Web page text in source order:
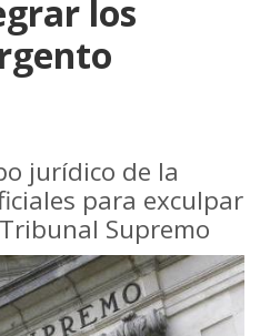
los
jurídico de la
para exculpar
Supremo